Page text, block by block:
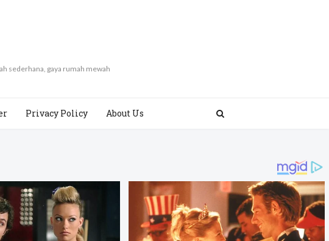
sederhana, gaya rumah mewah
Privacy Policy About Us